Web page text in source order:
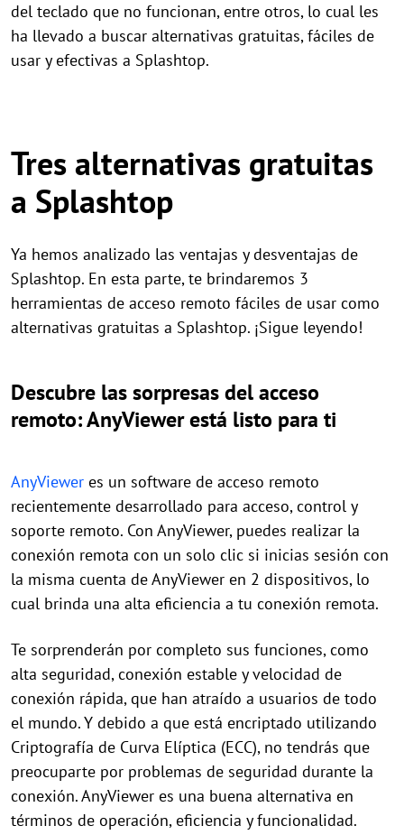
del teclado que no funcionan, entre otros, lo cual les
ha llevado a buscar alternativas gratuitas, fáciles de
usar y efectivas a Splashtop.
Tres alternativas gratuitas
a Splashtop
Ya hemos analizado las ventajas y desventajas de
Splashtop. En esta parte, te brindaremos 3
herramientas de acceso remoto fáciles de usar como
alternativas gratuitas a Splashtop. ¡Sigue leyendo!
Descubre las sorpresas del acceso
remoto: AnyViewer está listo para ti
AnyViewer es un software de acceso remoto
recientemente desarrollado para acceso, control y
soporte remoto. Con AnyViewer, puedes realizar la
conexión remota con un solo clic si inicias sesión con
la misma cuenta de AnyViewer en 2 dispositivos, lo
cual brinda una alta eficiencia a tu conexión remota.
Te sorprenderán por completo sus funciones, como
alta seguridad, conexión estable y velocidad de
conexión rápida, que han atraído a usuarios de todo
el mundo. Y debido a que está encriptado utilizando
Criptografía de Curva Elíptica (ECC), no tendrás que
preocuparte por problemas de seguridad durante la
conexión. AnyViewer es una buena alternativa en
términos de operación, eficiencia y funcionalidad.